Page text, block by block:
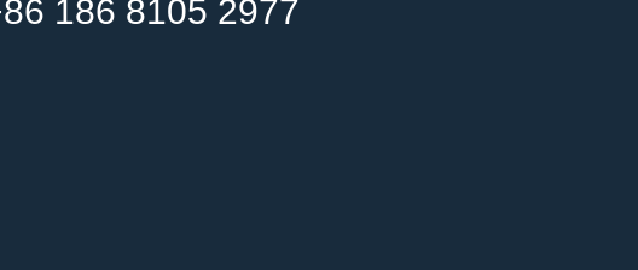
186 8105 2977